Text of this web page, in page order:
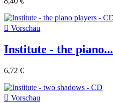
 Vorschau
Institute - the piano...
6,72 €
 Vorschau